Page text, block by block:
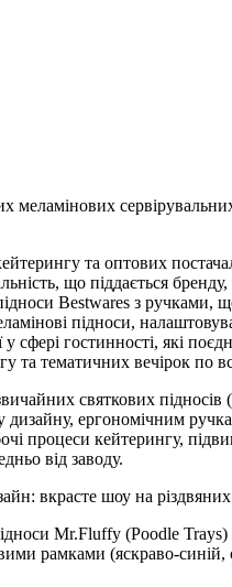
меламінових
та оптових
що піддається
Bestwares з
підноси,
у сфері гостинності,
та тематичних вечірок по
святкових підносів
дизайну, ергономічним
процеси кейтерингу,
від заводу.
вкрасте шоу на різдвяних
Mr.Fluffy (Poodle
рамками (яскраво-